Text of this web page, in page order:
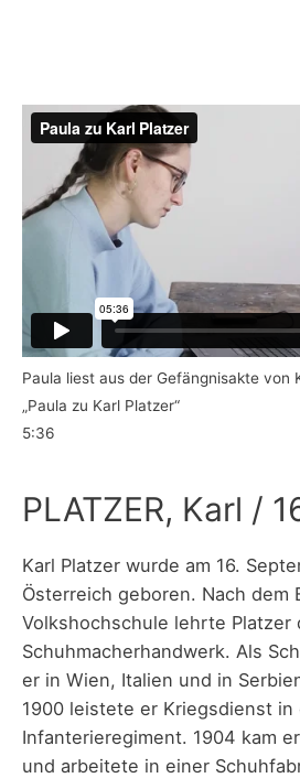
Paula liest aus der Gefängnisakte von
„Paula zu Karl Platzer“
5:36
PLATZER, Karl /
Karl Platzer wurde am 16.
Österreich geboren. Nach dem
Volkshochschule lehrte Platzer
Schuhmacherhandwerk. Als
er in Wien, Italien und in
1900 leistete er Kriegsdienst in
Infanterieregiment. 1904 kam
und arbeitete in einer